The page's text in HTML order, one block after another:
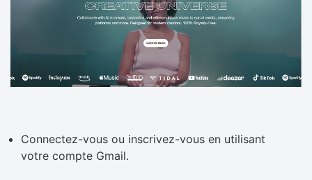
Connectez-vous ou inscrivez-vous en utilisant
votre compte Gmail.